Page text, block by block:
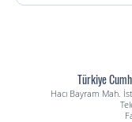
Türkiye
Hacı Bayram Mah.